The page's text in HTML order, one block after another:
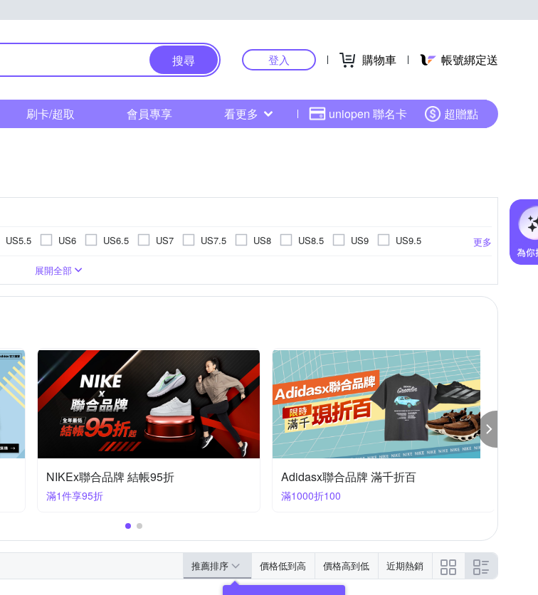
搜尋 登入 購物車 帳號綁定送
刷卡/超取 會員專享 看更多 uniopen 聯名卡 超贈點
更多
US5.5 US6 US6.5 US7 US7.5 US8 US8.5 US9
US9.5
US12.5
EU41 EU42 EU43 EU44 EU45 EU46 UK3 UK3.5
UK4
12cm
丹寧 / 帆布
訓練鞋 涼鞋/拖鞋
展開全部
Adidasx聯合品牌 滿千折百
滿1000折100
NIKE 品牌慶 結帳84折
滿1件享84折
推薦排序 價格低到高 價格高到低 近期熱銷